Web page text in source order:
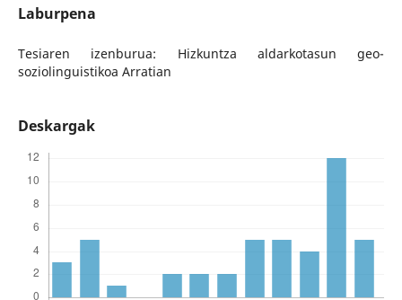
Laburpena
Tesiaren izenburua: Hizkuntza aldarkotasun geo-
soziolinguistikoa Arratian
Deskargak